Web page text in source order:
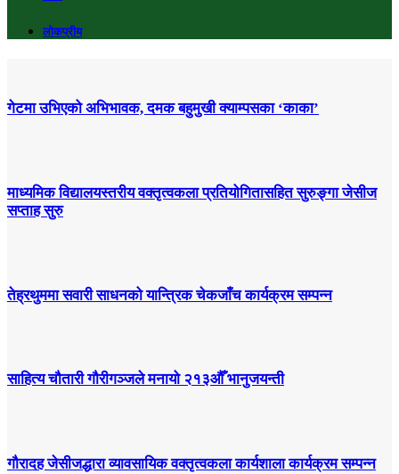
लोकप्रीय
गेटमा उभिएको अभिभावक, दमक बहुमुखी क्याम्पसका ‘काका’
माध्यमिक विद्यालयस्तरीय वक्तृत्वकला प्रतियोगितासहित सुरुङ्गा जेसीज
सप्ताह सुरु
तेह्रथुममा सवारी साधनको यान्त्रिक चेकजाँच कार्यक्रम सम्पन्न
साहित्य चौतारी गौरीगञ्जले मनायो २१३औँ भानुजयन्ती
गौरादह जेसीजद्धारा व्यावसायिक वक्तृत्वकला कार्यशाला कार्यक्रम सम्पन्न